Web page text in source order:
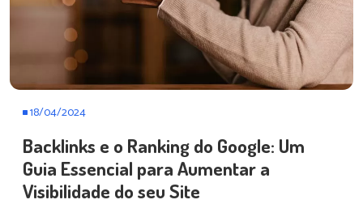
18/04/2024
Backlinks e o Ranking do Google: Um
Guia Essencial para Aumentar a
Visibilidade do seu Site